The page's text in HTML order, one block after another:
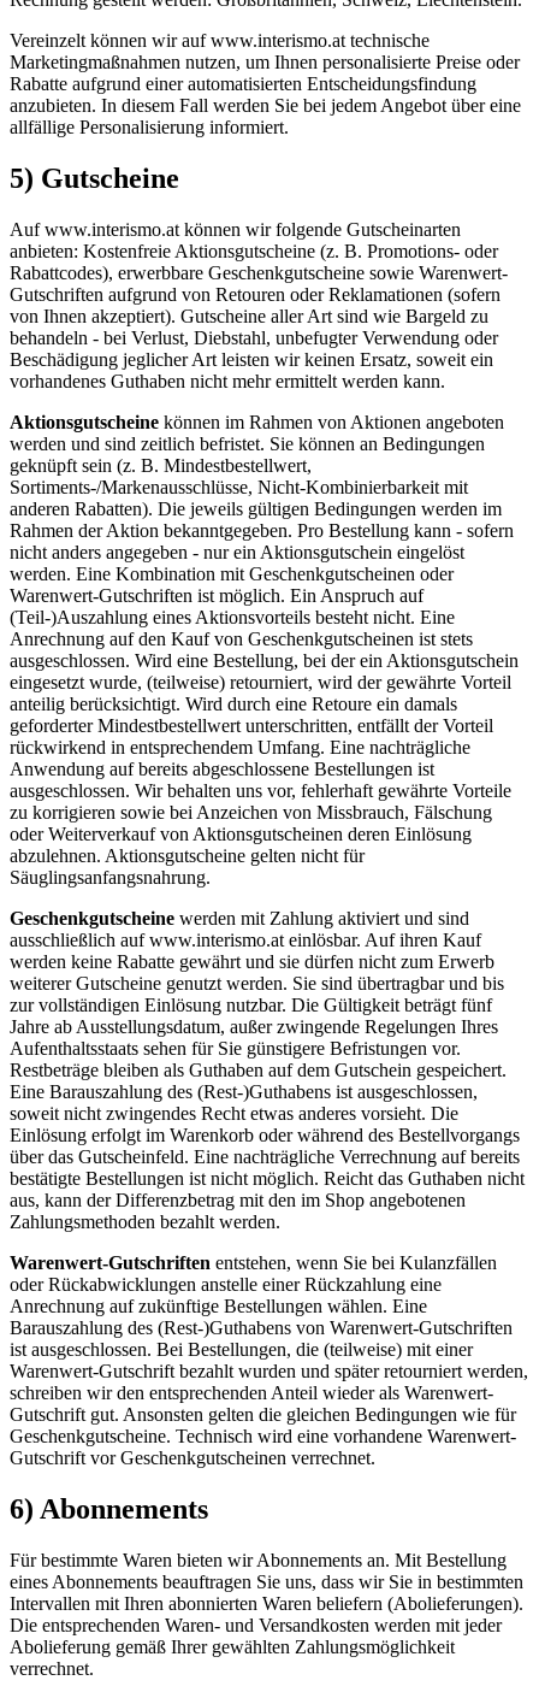
Vereinzelt können wir auf www.interismo.at technische
Marketingmaßnahmen nutzen, um Ihnen personalisierte Preise oder
Rabatte aufgrund einer automatisierten Entscheidungsfindung
anzubieten. In diesem Fall werden Sie bei jedem Angebot über eine
allfällige Personalisierung informiert.
5) Gutscheine
Auf www.interismo.at können wir folgende Gutscheinarten
anbieten: Kostenfreie Aktionsgutscheine (z. B. Promotions- oder
Rabattcodes), erwerbbare Geschenkgutscheine sowie Warenwert-
Gutschriften aufgrund von Retouren oder Reklamationen (sofern
von Ihnen akzeptiert). Gutscheine aller Art sind wie Bargeld zu
behandeln - bei Verlust, Diebstahl, unbefugter Verwendung oder
Beschädigung jeglicher Art leisten wir keinen Ersatz, soweit ein
vorhandenes Guthaben nicht mehr ermittelt werden kann.
Aktionsgutscheine können im Rahmen von Aktionen angeboten
werden und sind zeitlich befristet. Sie können an Bedingungen
geknüpft sein (z. B. Mindestbestellwert,
Sortiments-/Markenausschlüsse, Nicht-Kombinierbarkeit mit
anderen Rabatten). Die jeweils gültigen Bedingungen werden im
Rahmen der Aktion bekanntgegeben. Pro Bestellung kann - sofern
nicht anders angegeben - nur ein Aktionsgutschein eingelöst
werden. Eine Kombination mit Geschenkgutscheinen oder
Warenwert-Gutschriften ist möglich. Ein Anspruch auf
(Teil-)Auszahlung eines Aktionsvorteils besteht nicht. Eine
Anrechnung auf den Kauf von Geschenkgutscheinen ist stets
ausgeschlossen. Wird eine Bestellung, bei der ein Aktionsgutschein
eingesetzt wurde, (teilweise) retourniert, wird der gewährte Vorteil
anteilig berücksichtigt. Wird durch eine Retoure ein damals
geforderter Mindestbestellwert unterschritten, entfällt der Vorteil
rückwirkend in entsprechendem Umfang. Eine nachträgliche
Anwendung auf bereits abgeschlossene Bestellungen ist
ausgeschlossen. Wir behalten uns vor, fehlerhaft gewährte Vorteile
zu korrigieren sowie bei Anzeichen von Missbrauch, Fälschung
oder Weiterverkauf von Aktionsgutscheinen deren Einlösung
abzulehnen. Aktionsgutscheine gelten nicht für
Säuglingsanfangsnahrung.
Geschenkgutscheine werden mit Zahlung aktiviert und sind
ausschließlich auf www.interismo.at einlösbar. Auf ihren Kauf
werden keine Rabatte gewährt und sie dürfen nicht zum Erwerb
weiterer Gutscheine genutzt werden. Sie sind übertragbar und bis
zur vollständigen Einlösung nutzbar. Die Gültigkeit beträgt fünf
Jahre ab Ausstellungsdatum, außer zwingende Regelungen Ihres
Aufenthaltsstaats sehen für Sie günstigere Befristungen vor.
Restbeträge bleiben als Guthaben auf dem Gutschein gespeichert.
Eine Barauszahlung des (Rest-)Guthabens ist ausgeschlossen,
soweit nicht zwingendes Recht etwas anderes vorsieht. Die
Einlösung erfolgt im Warenkorb oder während des Bestellvorgangs
über das Gutscheinfeld. Eine nachträgliche Verrechnung auf bereits
bestätigte Bestellungen ist nicht möglich. Reicht das Guthaben nicht
aus, kann der Differenzbetrag mit den im Shop angebotenen
Zahlungsmethoden bezahlt werden.
Warenwert-Gutschriften entstehen, wenn Sie bei Kulanzfällen
oder Rückabwicklungen anstelle einer Rückzahlung eine
Anrechnung auf zukünftige Bestellungen wählen. Eine
Barauszahlung des (Rest-)Guthabens von Warenwert-Gutschriften
ist ausgeschlossen. Bei Bestellungen, die (teilweise) mit einer
Warenwert-Gutschrift bezahlt wurden und später retourniert werden,
schreiben wir den entsprechenden Anteil wieder als Warenwert-
Gutschrift gut. Ansonsten gelten die gleichen Bedingungen wie für
Geschenkgutscheine. Technisch wird eine vorhandene Warenwert-
Gutschrift vor Geschenkgutscheinen verrechnet.
6) Abonnements
Für bestimmte Waren bieten wir Abonnements an. Mit Bestellung
eines Abonnements beauftragen Sie uns, dass wir Sie in bestimmten
Intervallen mit Ihren abonnierten Waren beliefern (Abolieferungen).
Die entsprechenden Waren- und Versandkosten werden mit jeder
Abolieferung gemäß Ihrer gewählten Zahlungsmöglichkeit
verrechnet.